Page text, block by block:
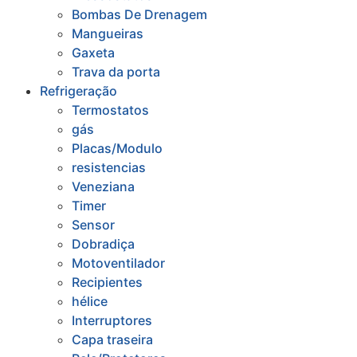
Bombas De Drenagem
Mangueiras
Gaxeta
Trava da porta
Refrigeração
Termostatos
gás
Placas/Modulo
resistencias
Veneziana
Timer
Sensor
Dobradiça
Motoventilador
Recipientes
hélice
Interruptores
Capa traseira